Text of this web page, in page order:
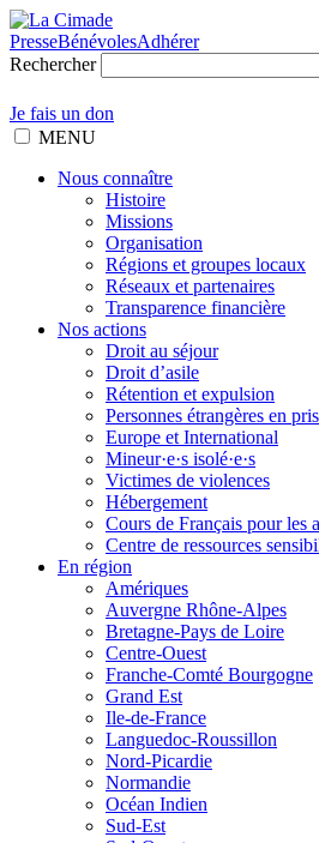
PresseBénévolesAdhérer
Rechercher
Je fais un don
MENU
Nous connaître
Histoire
Missions
Organisation
Régions et groupes locaux
Réseaux et partenaires
Transparence financière
Nos actions
Droit au séjour
Droit d’asile
Rétention et expulsion
Personnes étrangères en
Europe et International
Mineur·e·s isolé·e·s
Victimes de violences
Hébergement
Cours de Français pour les
Centre de ressources
En région
Amériques
Auvergne Rhône-Alpes
Bretagne-Pays de Loire
Centre-Ouest
Franche-Comté Bourgogne
Grand Est
Ile-de-France
Languedoc-Roussillon
Nord-Picardie
Normandie
Océan Indien
Sud-Est